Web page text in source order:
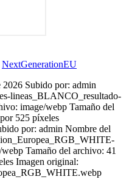
NextGenerationEU